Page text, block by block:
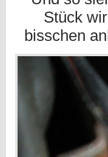
Stück
bisschen